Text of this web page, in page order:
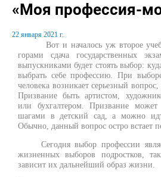
«Моя профессия-
22 января 2021 г.
Вот и началось уж второе
горами сдача государственных
выпускниками будет стоять выбор:
выбрать себе профессию. При
человека возникает серьезный
Призвание быть артистом,
или бухгалтером. Призвание
шагами в детский сад, а можно
Обычно, данный вопрос остро встает
Сегодня выбор профессии
жизненных выборов подростков,
зависит их дальнейший образ жизни.